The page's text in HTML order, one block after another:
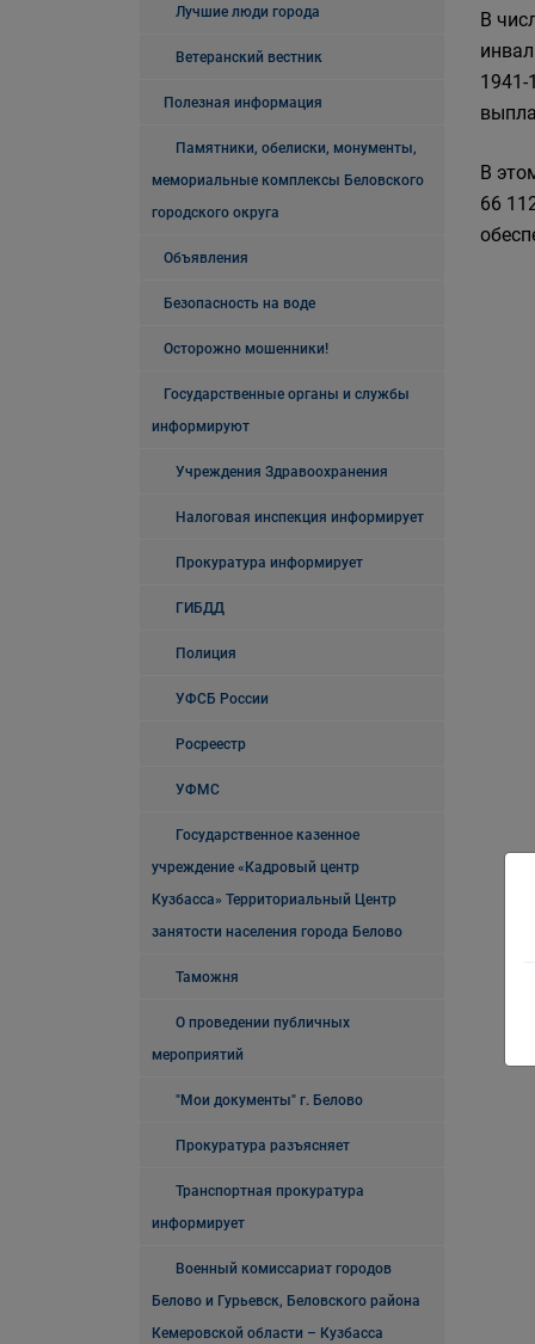
Лучшие люди города
Ветеранский вестник
Полезная информация
Памятники, обелиски, монументы,
мемориальные комплексы Беловского
городского округа
Объявления
Безопасность на воде
Осторожно мошенники!
Государственные органы и службы
информируют
Учреждения Здравоохранения
Налоговая инспекция информирует
Прокуратура информирует
ГИБДД
Полиция
УФСБ России
Росреестр
УФМС
Государственное казенное
учреждение «Кадровый центр
Кузбасса» Территориальный Центр
занятости населения города Белово
Таможня
О проведении публичных
мероприятий
"Мои документы" г. Белово
Прокуратура разъясняет
Транспортная прокуратура
информирует
Военный комиссариат городов
Белово и Гурьевск, Беловского района
Кемеровской области – Кузбасса
В
1941-
В
66